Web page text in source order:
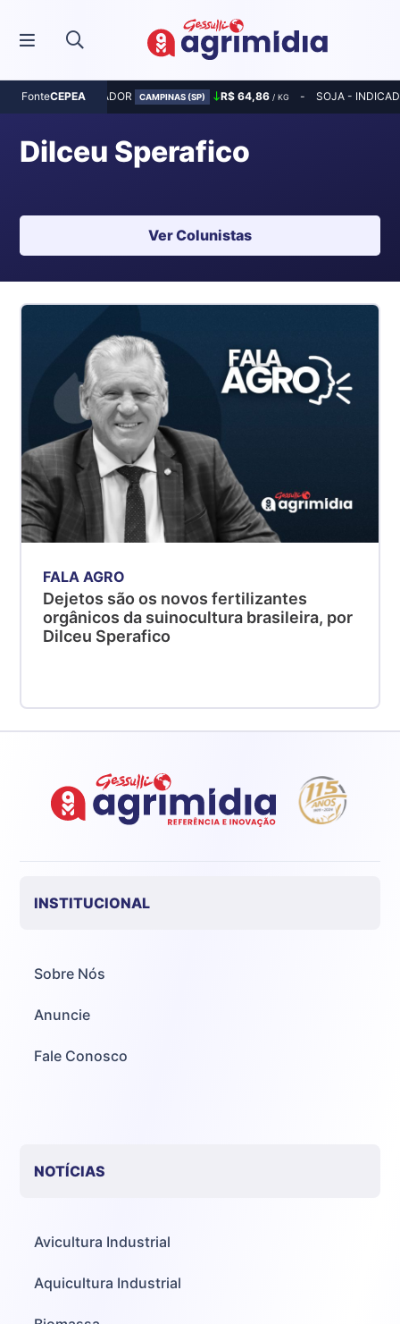
FonteCEPEA
MILHO - INDICADOR CAMPINAS (SP) R$ 64,86 / KG SOJA -
Dilceu Sperafico
Ver Colunistas
FALA AGRO
Dejetos são os novos fertilizantes
orgânicos da suinocultura brasileira, por
Dilceu Sperafico
INSTITUCIONAL
Sobre Nós
Anuncie
Fale Conosco
NOTÍCIAS
Avicultura Industrial
Aquicultura Industrial